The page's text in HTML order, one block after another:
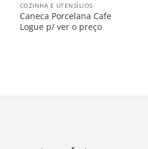
COZINHA E UTENSÍLIOS
Caneca Porcelana Cafe
Logue p/ ver o preço